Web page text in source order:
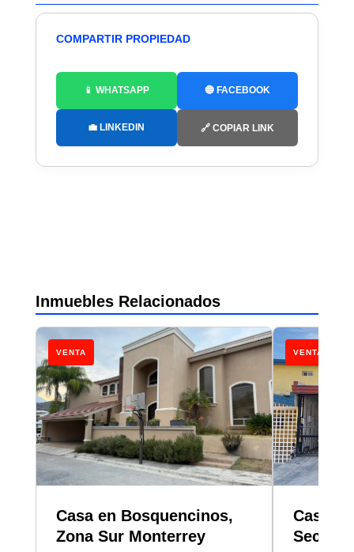
COMPARTIR PROPIEDAD
📱 WHATSAPP 🔵 FACEBOOK
💼 LINKEDIN 🔗 COPIAR LINK
Inmuebles Relacionados
VENTA
Casa en Bosquencinos,
Zona Sur Monterrey
VENTA
Casa
Sector,